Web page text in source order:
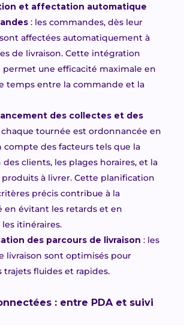
et affectation automatique
: les commandes, dès leur
affectées automatiquement à
de livraison. Cette intégration
une efficacité maximale en
temps entre la commande et la
des collectes et des
tournée est ordonnancée en
compte des facteurs tels que la
des clients, les plages horaires, et la
à livrer. Cette planification
précis contribue à la
en évitant les retards et en
itinéraires.
des parcours de livraison : les
livraison sont optimisés pour
trajets fluideset rapides.
: entre PDA et suivi